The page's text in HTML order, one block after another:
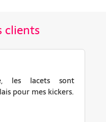
clients
les lacets sont
pour mes kickers.